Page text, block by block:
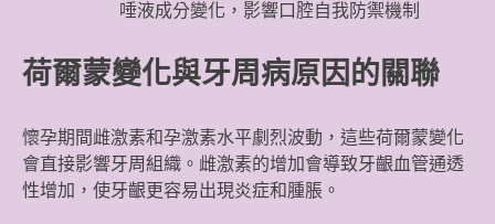
唾液成分變化，影響口腔自我防禦機制
荷爾蒙變化與牙周病原因的關聯
懷孕期間雌激素和孕激素水平劇烈波動，這些荷爾蒙變化
會直接影響牙周組織。雌激素的增加會導致牙齦血管通透
性增加，使牙齦更容易出現炎症和腫脹。